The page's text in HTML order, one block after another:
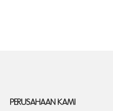
PERUSAHAAN KAMI